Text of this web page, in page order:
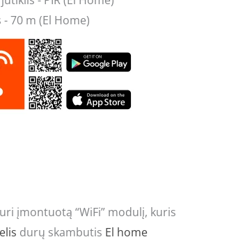
įmontuotą “WiFi” modulį, kuris
durų skambutis El home